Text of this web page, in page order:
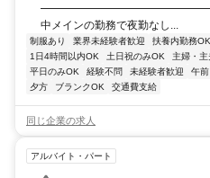
━━━━━━━━━━━━━━━━ ✅週1
中メインの勤務で夜勤なし...
制服あり 業界未経験者歓迎 扶養内勤務OK
1日4時間以内OK
土日祝のみOK 主婦・主
平日のみOK
経験不問 未経験者歓迎 午前
夕方
ブランクOK 交通費支給
同じ企業の求人
アルバイト・パート